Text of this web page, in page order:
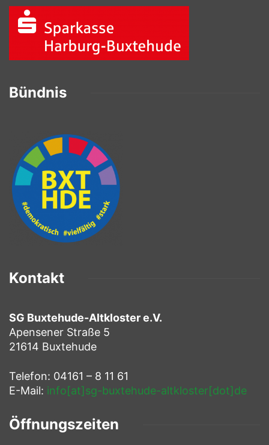
Bündnis
Kontakt
SG Buxtehude-Altkloster e.V.
Apensener Straße 5
21614 Buxtehude
Telefon: 04161 – 8 11 61
E-Mail: info[at]sg-buxtehude-altkloster[dot]de
Öffnungszeiten